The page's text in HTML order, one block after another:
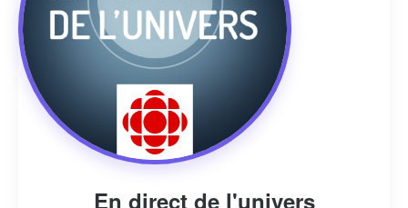
En direct de l'univers